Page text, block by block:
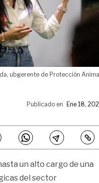
ubgerente de Protección
Publicado en Ene 18,
un alto cargo de una
del sector